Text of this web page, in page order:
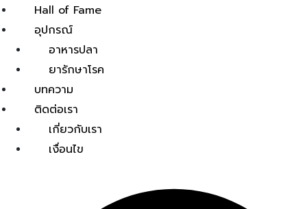
Hall of Fame
อุปกรณ์
อาหารปลา
ยารักษาโรค
บทความ
ติดต่อเรา
เกี่ยวกับเรา
เงื่อนไข